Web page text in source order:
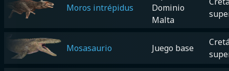
Moros intrépidus
Dominio
Malta
Mosasaurio Juego base